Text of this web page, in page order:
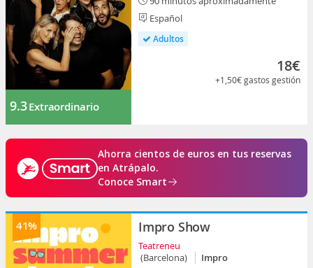
9.3Extraordinario
Español
Adultos
18€
+1,50€gastos gestión
Ahorra cientos de euros en tus reservas
en Atrápalo.
Conoce Smart
41% Impro Show
Teatreneu
(Barcelona)
Impro